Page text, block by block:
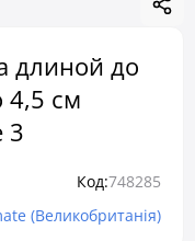
длиной до
4,5 см
3
Код:748285
(Великобританія)